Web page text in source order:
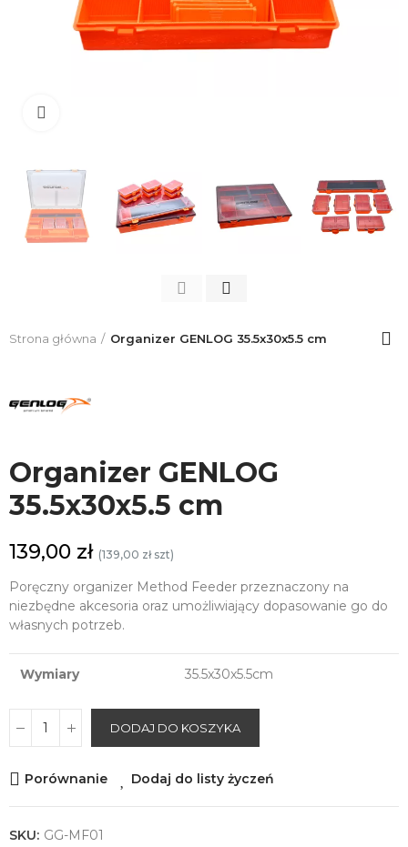
Strona główna Organizer GENLOG 35.5x30x5.5 cm
Organizer GENLOG
35.5x30x5.5 cm
139,00 zł (139,00 zł szt)
Poręczny organizer Method Feeder przeznaczony na
niezbędne akcesoria oraz umożliwiający dopasowanie go do
własnych potrzeb.
Wymiary 35.5x30x5.5cm
DODAJ DO KOSZYKA
Porównanie Dodaj do listy życzeń
SKU: GG-MF01